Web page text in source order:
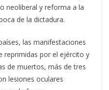
neoliberal y reforma a la
de la dictadura.
las manifestaciones
reprimidas por el ejército y
de muertos, más de tres
lesiones oculares